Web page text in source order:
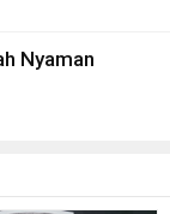
Nyaman